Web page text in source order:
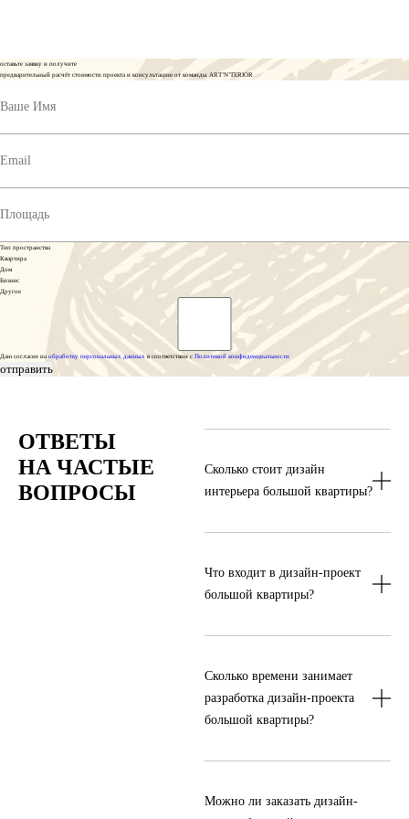
оставьте заявку и получите
предварительный расчёт стоимости проекта и консультацию от команды ART’N’TERIOR
Тип пространства
Квартира
Дом
Бизнес
Другое
Даю согласие на обработку персональных данных в соответствии с Политикой конфиденциальности
отправить
ОТВЕТЫ
НА ЧАСТЫЕ
ВОПРОСЫ
Сколько стоит дизайн
интерьера большой квартиры?
Стоимость зависит от площади,
детализации. Ориентир для услуги —
от 10 000 р./м².
Что входит в дизайн-проект
большой квартиры?
В состав работ входят обмерный план,
концепция, 3D-визуализации, рабочая
документация и ведомости материалов.
Сколько времени занимает
разработка дизайн-проекта
большой квартиры?
Срок зависит от площади, количества
и скорости согласований. После
Можно ли заказать дизайн-